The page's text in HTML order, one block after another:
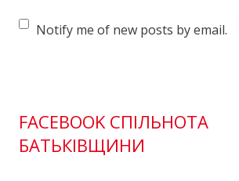
Notify me of new posts by email.
FACEBOOK СПІЛЬНОТА
БАТЬКІВЩИНИ